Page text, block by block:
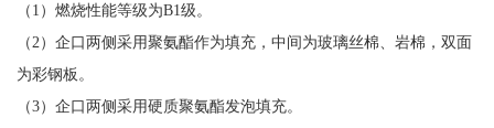
（1）燃烧性能等级为B1级。
（2）企口两侧采用聚氨酯作为填充，中间为玻璃丝棉、岩棉，双面
为彩钢板。
（3）企口两侧采用硬质聚氨酯发泡填充。